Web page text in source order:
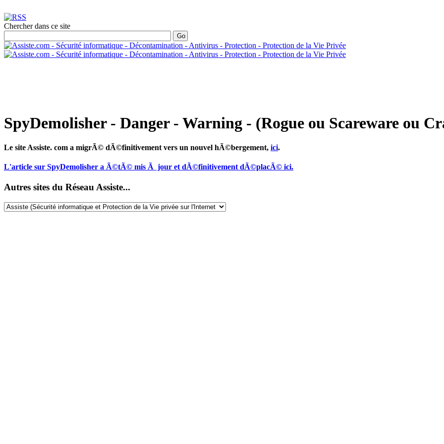
Chercher dans ce site
SpyDemolisher - Danger - Warning - (Rogue ou Scareware ou
Le site Assiste. com a migrÃ© dÃ©finitivement vers un nouvel hÃ©bergement, ici.
L'article sur SpyDemolisher a Ã©tÃ© mis Ã jour et dÃ©finitivement dÃ©placÃ© ici.
Autres sites du Réseau Assiste...